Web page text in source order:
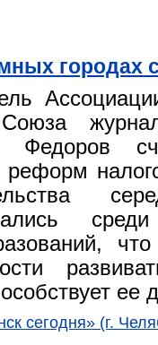
городах
Федоров
реформ
ее
сегодня» (г.